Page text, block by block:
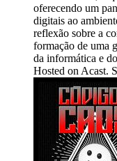
oferecendo um
digitais ao
reflexão sobre a
formação de uma
da informática e
Hosted on Acast.